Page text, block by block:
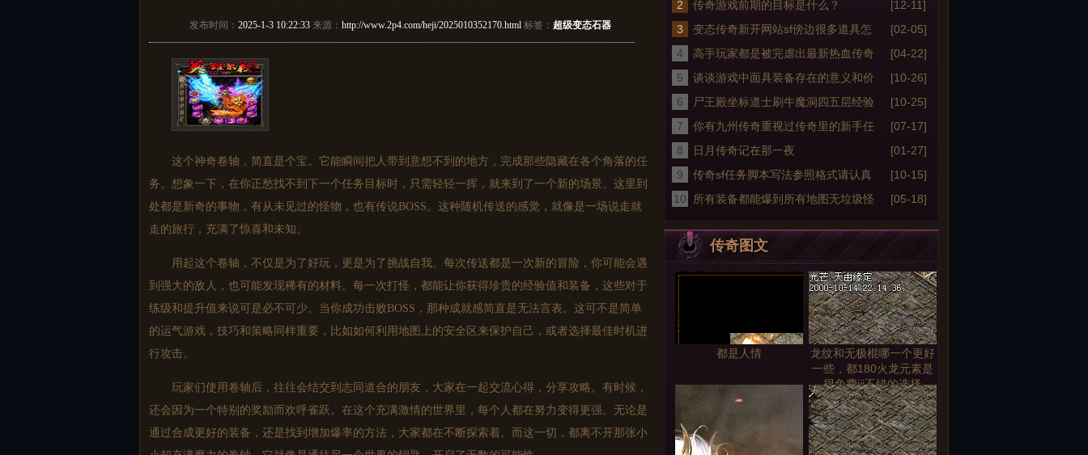
发布时间： 2025-1-3 10:22:33来源： http://www.2p4.com/heji/2025010352170.html标签： 超级变态石器
这个神奇卷轴，简直是个宝。它能瞬间把人带到意想不到的地方，完成那些隐藏在各个角落的任
务。想象一下，在你正愁找不到下一个任务目标时，只需轻轻一挥，就来到了一个新的场景。这里到
处都是新奇的事物，有从未见过的怪物，也有传说BOSS。这种随机传送的感觉，就像是一场说走就
走的旅行，充满了惊喜和未知。
用起这个卷轴，不仅是为了好玩，更是为了挑战自我。每次传送都是一次新的冒险，你可能会遇
到强大的敌人，也可能发现稀有的材料。每一次打怪，都能让你获得珍贵的经验值和装备，这些对于
练级和提升值来说可是必不可少。当你成功击败BOSS，那种成就感简直是无法言表。这可不是简单
的运气游戏，技巧和策略同样重要，比如如何利用地图上的安全区来保护自己，或者选择最佳时机进
行攻击。
玩家们使用卷轴后，往往会结交到志同道合的朋友，大家在一起交流心得，分享攻略。有时候，
还会因为一个特别的奖励而欢呼雀跃。在这个充满激情的世界里，每个人都在努力变得更强。无论是
通过合成更好的装备，还是找到增加爆率的方法，大家都在不断探索着。而这一切，都离不开那张小
任务
2
传奇游戏前期的目标是什么？
[12-11]
3
变态传奇新开网站sf傍边很多道具怎
么都搜索不到了
[02-05]
4
高手玩家都是被完虐出最新热血传奇
sf来1 76新开的传奇网站的
[04-22]
5
谈谈游戏中面具装备存在的意义和价
值
[10-26]
6
尸王殿坐标道士刷牛魔洞四五层经验
分享
[10-25]
7
你有九州传奇重视过传奇里的新手任
务吗
[07-17]
8
日月传奇记在那一夜
[01-27]
9
传奇sf任务脚本写法参照格式请认真
阅读
[10-15]
10
所有装备都能爆到所有地图无垃圾怪
[05-18]
传奇图文
都是人情
龙纹和无极棍哪一个更好
一些，都180火龙元素是
很免费jjj不错的选择